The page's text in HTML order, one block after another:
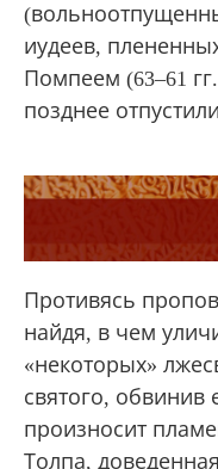
иудеев,
Помпеем (63‒61
позднее
Противясь
найдя, в чем
«некоторых»
святого, обвинив
произносит
Толпа,